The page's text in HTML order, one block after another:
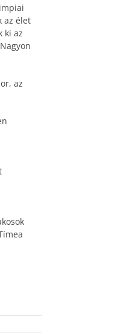
az élet
ki az
az